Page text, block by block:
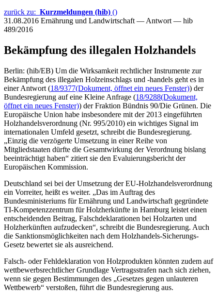
zurück zu: Kurzmeldungen (hib) ()
31.08.2016 Ernährung und Landwirtschaft — Antwort — hib
489/2016
Bekämpfung des illegalen Holzhandels
Berlin: (hib/EB) Um die Wirksamkeit rechtlicher Instrumente zur
Bekämpfung des illegalen Holzeinschlags und -handels geht es in
einer Antwort (18/9377(Dokument, öffnet ein neues Fenster)) der
Bundesregierung auf eine Kleine Anfrage (18/9288(Dokument,
öffnet ein neues Fenster)) der Fraktion Bündnis 90/Die Grünen. Die
Europäische Union habe insbesondere mit der 2013 eingeführten
Holzhandelsverordnung (Nr. 995/2010) ein wichtiges Signal im
internationalen Umfeld gesetzt, schreibt die Bundesregierung.
„Einzig die verzögerte Umsetzung in einer Reihe von
Mitgliedstaaten dürfte die Gesamtwirkung der Verordnung bislang
beeinträchtigt haben“ zitiert sie den Evaluierungsbericht der
Europäischen Kommission.
Deutschland sei bei der Umsetzung der EU-Holzhandelsverordnung
ein Vorreiter, heißt es weiter. „Das im Auftrag des
Bundesministeriums für Ernährung und Landwirtschaft gegründete
TI-Kompetenzzentrum für Holzherkünfte in Hamburg leistet einen
entscheidenden Beitrag, Falschdeklarationen bei Holzarten und
Holzherkünften aufzudecken“, schreibt die Bundesregierung. Auch
die Sanktionsmöglichkeiten nach dem Holzhandels-Sicherungs-
Gesetz bewertet sie als ausreichend.
Falsch- oder Fehldeklaration von Holzprodukten könnten zudem auf
wettbewerbsrechtlicher Grundlage Vertragsstrafen nach sich ziehen,
wenn sie gegen Bestimmungen des „Gesetzes gegen unlauteren
Wettbewerb“ verstoßen, führt die Bundesregierung aus.